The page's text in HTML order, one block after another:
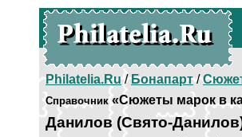
Philatelia.Ru/Бонапарт/
Справочник«Сюжеты марок в
Данилов (Свято-